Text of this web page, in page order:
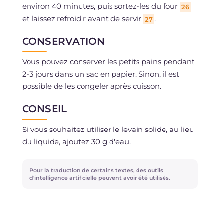
environ 40 minutes, puis sortez-les du four 26
et laissez refroidir avant de servir 27 .
CONSERVATION
Vous pouvez conserver les petits pains pendant
2-3 jours dans un sac en papier. Sinon, il est
possible de les congeler après cuisson.
CONSEIL
Si vous souhaitez utiliser le levain solide, au lieu
du liquide, ajoutez 30 g d'eau.
Pour la traduction de certains textes, des outils
d'intelligence artificielle peuvent avoir été utilisés.